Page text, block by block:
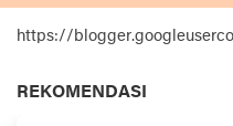
https://
REKOMENDASI